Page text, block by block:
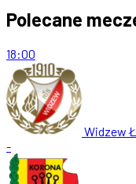
Polecane
18:00
Widzew
-